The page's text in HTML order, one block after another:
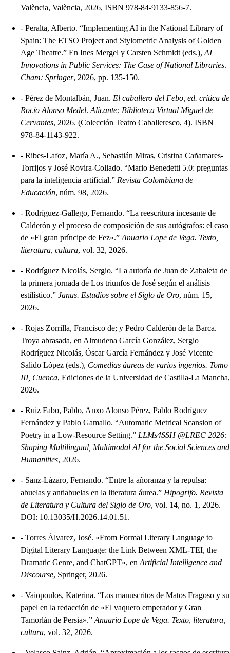
València, València, 2026, ISBN 978-84-9133-856-7.
- Peralta, Alberto. “Implementing AI in the National Library of
Spain: The ETSO Project and Stylometric Analysis of Golden
Age Theatre.” En Ines Mergel y Carsten Schmidt (eds.), AI
Innovations in Public Services: The Case of National Libraries.
Cham: Springer, 2026, pp. 135-150.
- Pérez de Montalbán, Juan. El caballero del Febo, ed. crítica de
Rocío Alonso Medel. Alicante: Biblioteca Virtual Miguel de
Cervantes, 2026. (Colección Teatro Caballeresco, 4). ISBN
978-84-1143-922.
- Ribes-Lafoz, María A., Sebastián Miras, Cristina Cañamares-
Torrijos y José Rovira-Collado. “Mario Benedetti 5.0: preguntas
para la inteligencia artificial.” Revista Colombiana de
Educación, núm. 98, 2026.
- Rodríguez-Gallego, Fernando. “La reescritura incesante de
Calderón y el proceso de composición de sus autógrafos: el caso
de «El gran príncipe de Fez».” Anuario Lope de Vega. Texto,
literatura, cultura, vol. 32, 2026.
- Rodríguez Nicolás, Sergio. “La autoría de Juan de Zabaleta de
la primera jornada de Los triunfos de José según el análisis
estilístico.” Janus. Estudios sobre el Siglo de Oro, núm. 15,
2026.
- Rojas Zorrilla, Francisco de; y Pedro Calderón de la Barca.
Troya abrasada, en Almudena García González, Sergio
Rodríguez Nicolás, Óscar García Fernández y José Vicente
Salido López (eds.), Comedias áureas de varios ingenios. Tomo
III, Cuenca, Ediciones de la Universidad de Castilla-La Mancha,
2026.
- Ruiz Fabo, Pablo, Anxo Alonso Pérez, Pablo Rodríguez
Fernández y Pablo Gamallo. “Automatic Metrical Scansion of
Poetry in a Low-Resource Setting.” LLMs4SSH @LREC 2026:
Shaping Multilingual, Multimodal AI for the Social Sciences and
Humanities, 2026.
- Sanz-Lázaro, Fernando. “Entre la añoranza y la repulsa:
abuelas y antiabuelas en la literatura áurea.” Hipogrifo. Revista
de Literatura y Cultura del Siglo de Oro, vol. 14, no. 1, 2026.
DOI: 10.13035/H.2026.14.01.51.
- Torres Álvarez, José. «From Formal Literary Language to
Digital Literary Language: the Link Between XML-TEI, the
Dramatic Genre, and ChatGPT», en Artificial Intelligence and
Discourse, Springer, 2026.
- Vaiopoulos, Katerina. “Los manuscritos de Matos Fragoso y su
papel en la redacción de «El vaquero emperador y Gran
Tamorlán de Persia».” Anuario Lope de Vega. Texto, literatura,
cultura, vol. 32, 2026.